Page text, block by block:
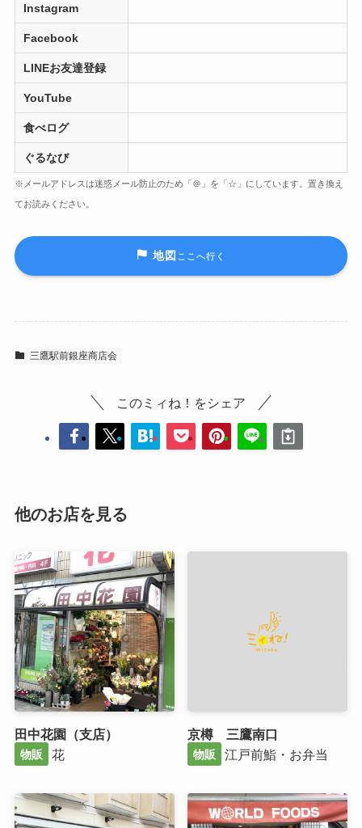
Instagram
Facebook
LINEお友達登録
YouTube
食べログ
ぐるなび
※メールアドレスは迷惑メール防止のため「＠」を「☆」にしています。置き換え
てお読みください。
地図 ここへ行く
三鷹駅前銀座商店会
このミィね！をシェア
他のお店を見る
田中花園（支店）
物販 花
京樽 三鷹南口
物販 江戸前鮨・お弁当